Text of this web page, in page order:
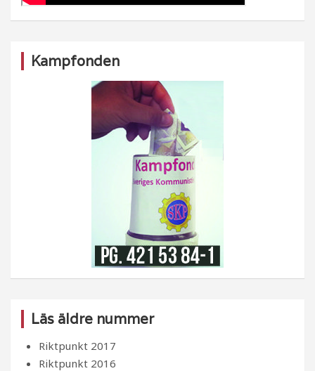
Kampfonden
Läs äldre nummer
Riktpunkt 2017
Riktpunkt 2016